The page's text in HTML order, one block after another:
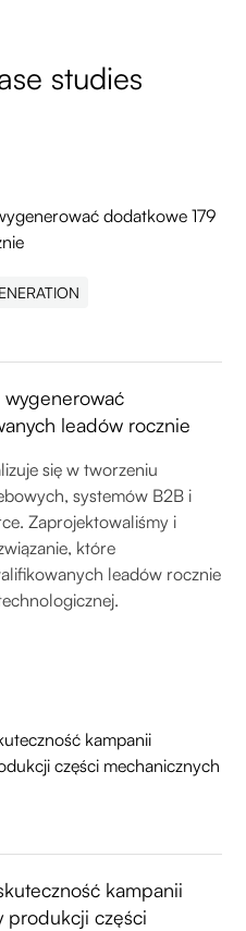
studies
leadów rocznie
się w tworzeniu
systemów B2B i
Zaprojektowaliśmy i
które
leadów rocznie
kampanii
produkcji części